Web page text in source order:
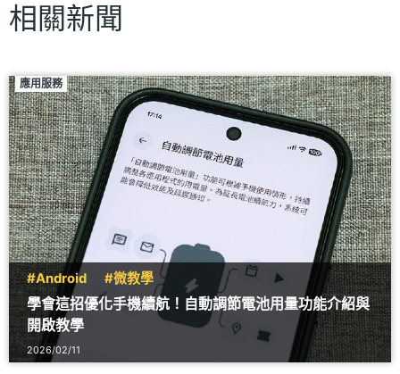
相關新聞
應用服務
#Android #微教學
學會這招優化手機續航！自動調節電池用量功能介紹與
開啟教學
2026/02/11